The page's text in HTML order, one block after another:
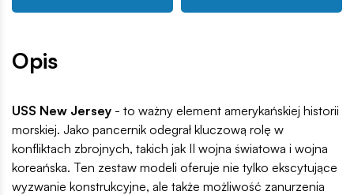
Opis
USS New Jersey - to ważny element amerykańskiej historii
morskiej. Jako pancernik odegrał kluczową rolę w
konfliktach zbrojnych, takich jak II wojna światowa i wojna
koreańska. Ten zestaw modeli oferuje nie tylko ekscytujące
wyzwanie konstrukcyjne, ale także możliwość zanurzenia